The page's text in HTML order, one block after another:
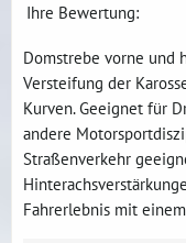
Ihre Bewertung:
Domstrebe vorne und
Versteifung der
Kurven. Geeignet für
andere
Straßenverkehr
Fahrerlebnis mit